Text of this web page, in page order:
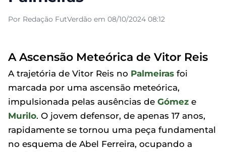
Por Redação FutVerdão em 08/10/2024 08:12
A Ascensão Meteórica de Vitor Reis
A trajetória de Vitor Reis no Palmeiras foi
marcada por uma ascensão meteórica,
impulsionada pelas ausências de Gómez e
Murilo. O jovem defensor, de apenas 17 anos,
rapidamente se tornou uma peça fundamental
no esquema de Abel Ferreira, ocupando a